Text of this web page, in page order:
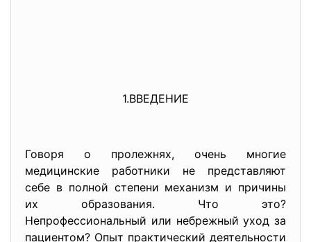
1.ВВЕДЕНИЕ
Говоря о пролежнях, очень многие
медицинские работники не представляют
себе в полной степени механизм и причины
их образования. Что это?
Непрофессиональный или небрежный уход за
пациентом? Опыт практический деятельности